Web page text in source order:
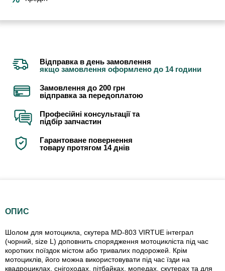
Відправка в день замовлення
якщо замовлення оформлено до 14 години
Замовлення до 200 грн
відправка за передоплатою
Професійні консультації та
підбір запчастин
Гарантоване повернення
товару протягом 14 днів
ОПИС
Шолом для мотоцикла, скутера MD-803 VIRTUE інтеграл
(чорний, size L) доповнить спорядження мотоцикліста під час
коротких поїздок містом або тривалих подорожей. Крім
мотоциклів, його можна використовувати під час їзди на
квадроциклах, снігоходах, пітбайках, мопедах, скутерах та для